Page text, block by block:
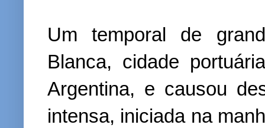
Um temporal de
Blanca, cidade
Argentina, e causou
intensa, iniciada na